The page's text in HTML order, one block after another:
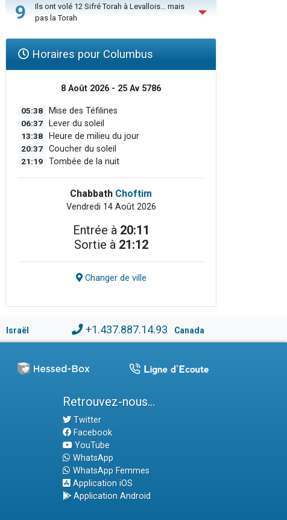
9
Ils ont volé 12 Sifré Torah à Levallois… mais
pas la Torah
Horaires pour Columbus
8 Août 2026 - 25 Av 5786
05:38 Mise des Téfilines
06:37 Lever du soleil
13:38 Heure de milieu du jour
20:37 Coucher du soleil
21:19 Tombée de la nuit
Chabbath Choftim
Vendredi 14 Août 2026
Entrée à 20:11
Sortie à 21:12
Changer de ville
Israël +1.437.887.14.93 Canada
Retrouvez-nous...
Twitter
Facebook
YouTube
WhatsApp
WhatsApp Femmes
Application iOS
Application Android